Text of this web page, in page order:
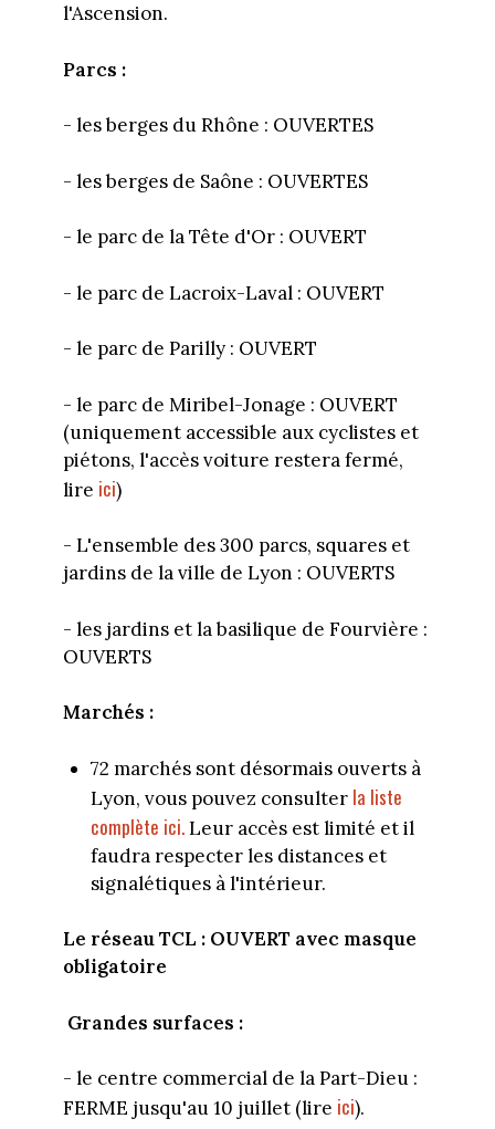
l'Ascension.
Parcs :
- les berges du Rhône : OUVERTES
- les berges de Saône : OUVERTES
- le parc de la Tête d'Or : OUVERT
- le parc de Lacroix-Laval : OUVERT
- le parc de Parilly : OUVERT
- le parc de Miribel-Jonage : OUVERT
(uniquement accessible aux cyclistes et
piétons, l'accès voiture restera fermé,
lire ici)
- L'ensemble des 300 parcs, squares et
jardins de la ville de Lyon : OUVERTS
- les jardins et la basilique de Fourvière :
OUVERTS
Marchés :
72 marchés sont désormais ouverts à
Lyon, vous pouvez consulter la liste
complète ici.Leur accès est limité et il
faudra respecter les distances et
signalétiques à l'intérieur.
Le réseau TCL : OUVERT avec masque
obligatoire
Grandes surfaces :
- le centre commercial de la Part-Dieu :
FERME jusqu'au 10 juillet (lire ici).